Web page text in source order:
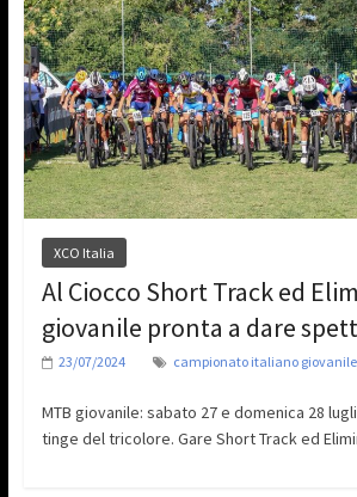
XCO Italia
Al Ciocco Short Track ed
giovanile pronta a dare
23/07/2024 campionato italiano giovanile
MTB giovanile: sabato 27 e domenica 28
tinge del tricolore. Gare Short Track ed